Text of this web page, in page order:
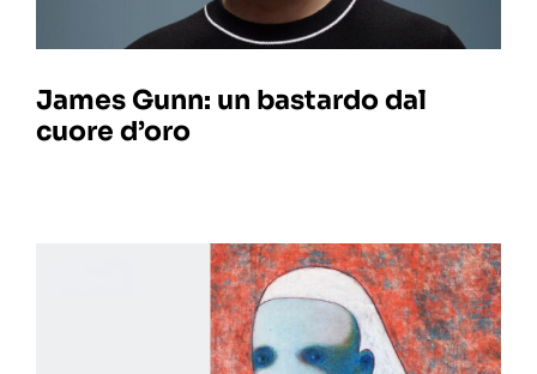
James Gunn: un bastardo dal
cuore d’oro